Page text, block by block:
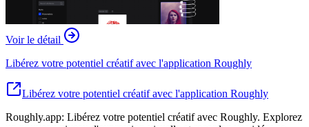
Voir le détail
Libérez votre potentiel créatif avec l'application Roughly
Libérez votre potentiel créatif avec l'application Roughly
Roughly.app: Libérez votre potentiel créatif avec Roughly. Explorez